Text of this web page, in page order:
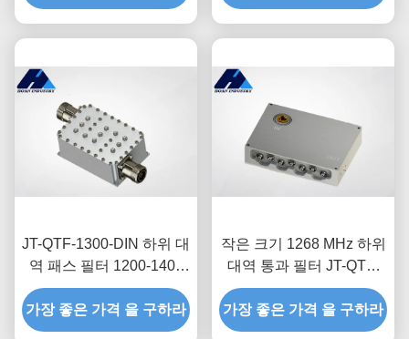
JT-QTF-1300-DIN 하위 대
역 패스 필터 1200-1400
MHz 맞춤형 웨이브 가이
드 낮은 삽입 손실
가장 좋은 가격 을 구하라
작은 크기 1268 MHz 하위
대역 통과 필터 JT-QTF-
1268-MCX-1 저 삽입 손실
사용자 정의
가장 좋은 가격 을 구하라